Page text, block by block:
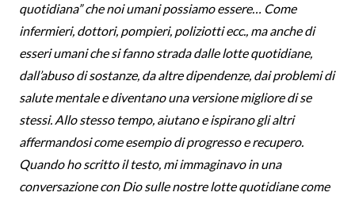
quotidiana” che noi umani possiamo essere… Come
infermieri, dottori, pompieri, poliziotti ecc., ma anche di
esseri umani che si fanno strada dalle lotte quotidiane,
dall’abuso di sostanze, da altre dipendenze, dai problemi di
salute mentale e diventano una versione migliore di se
stessi. Allo stesso tempo, aiutano e ispirano gli altri
affermandosi come esempio di progresso e recupero.
Quando ho scritto il testo, mi immaginavo in una
conversazione con Dio sulle nostre lotte quotidiane come